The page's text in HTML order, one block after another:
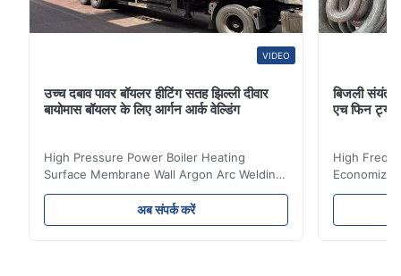
VIDEO
उच्च दबाव पावर बॉयलर हीटिंग सतह झिल्ली दीवार
बायोमास बॉयलर के लिए आर्गन आर्क वेल्डिंग
High Pressure Power Boiler Heating
Surface Membrane Wall Argon Arc Welding
For Biomass Boiler Product Introduction
Water wall panels with pins usually laid
vertically on the inner wall of the furnace
अब संपर्क करें
बिजली संयंत्र
एच फिन ट्यूब
High
Product
industrial